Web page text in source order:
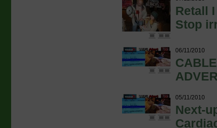
Retall
Stop
06/11/2010
05/11/2010
Next-